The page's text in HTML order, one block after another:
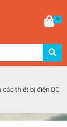
0
thiết bị điện DC